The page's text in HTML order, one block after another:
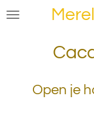
Ga
Open je